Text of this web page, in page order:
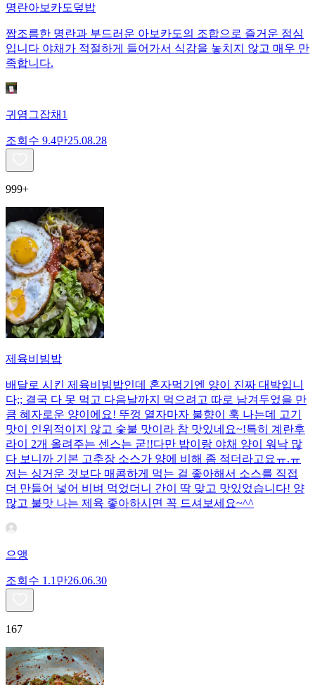
명란아보카도덮밥
짭조름한 명란과 부드러운 아보카도의 조합으로 즐거운 점심
입니다 야채가 적절하게 들어가서 식감을 놓치지 않고 매우 만
족합니다.
귀염그잡채1
조회수 9.4만25.08.28
999+
제육비빔밥
배달로 시킨 제육비빔밥인데 혼자먹기엔 양이 진짜 대박입니
다;; 결국 다 못 먹고 다음날까지 먹으려고 따로 남겨두었을 만
큼 혜자로운 양이에요! 뚜껑 열자마자 불향이 훅 나는데 고기
맛이 인위적이지 않고 숯불 맛이라 참 맛있네요~!특히 계란후
라이 2개 올려주는 센스는 굳!! ​다만 밥이랑 야채 양이 워낙 많
다 보니까 기본 고추장 소스가 양에 비해 좀 적더라고요ㅠ.ㅠ
저는 싱거운 것보다 매콤하게 먹는 걸 좋아해서 소스를 직접
더 만들어 넣어 비벼 먹었더니 간이 딱 맞고 맛있었습니다! 양
많고 불맛 나는 제육 좋아하시면 꼭 드셔보세요~^^
으앵
조회수 1.1만26.06.30
167